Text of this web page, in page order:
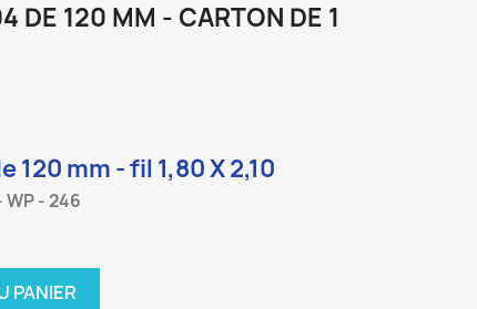
DE 120 MM - CARTON DE 1
120 mm - fil 1,80 X 2,10
WP - 246
PANIER